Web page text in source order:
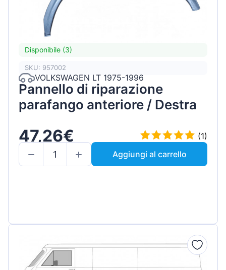
Disponibile (3)
SKU: 957002
VOLKSWAGEN LT 1975-1996
Pannello di riparazione
parafango anteriore / Destra
47,26€
(1)
Aggiungi al carrello